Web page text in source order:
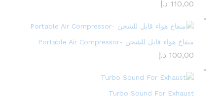
110,00 د.إ
منفاخ هواء قابل للشحن -Portable Air Compressor
100,00 د.إ
Turbo Sound For Exhaust